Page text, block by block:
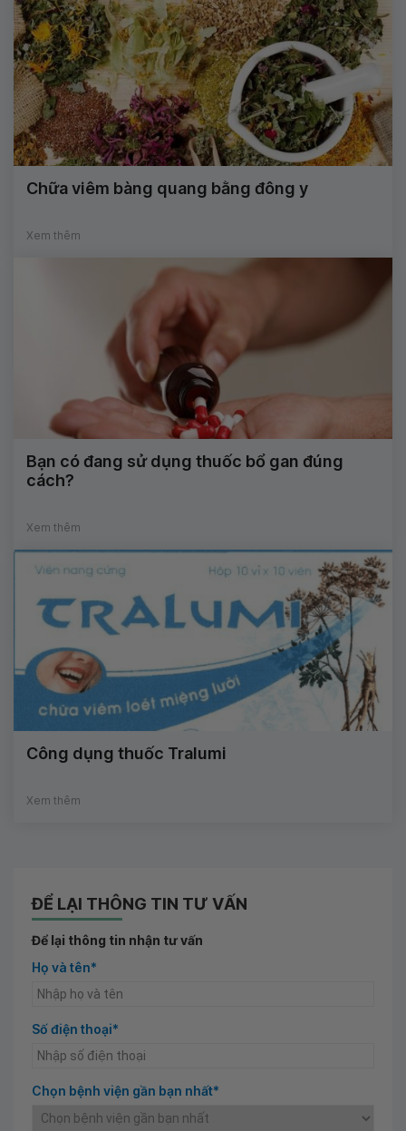
Chữa viêm bàng quang bằng đông y
Xem thêm
Bạn có đang sử dụng thuốc bổ gan đúng
cách?
Xem thêm
Công dụng thuốc Tralumi
Xem thêm
ĐỂ LẠI THÔNG TIN TƯ VẤN
Để lại thông tin nhận tư vấn
Họ và tên*
Số điện thoại*
Chọn bệnh viện gần bạn nhất*